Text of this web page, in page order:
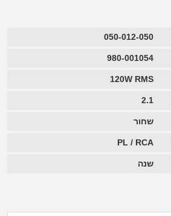
050-012-050
980-001054
120W RMS
2.1
שחור
PL / RCA
שנה